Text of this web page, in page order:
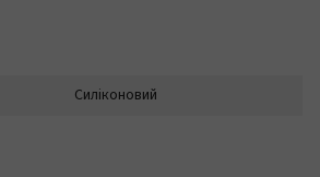
Силіконовий